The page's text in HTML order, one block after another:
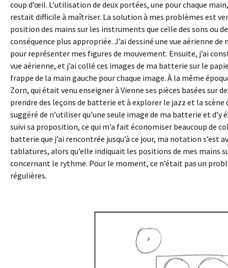
coup d’œil. L’utilisation de deux portées, une pour chaque
restait difficile à maîtriser. La solution à mes problèmes est
position des mains sur les instruments que celle des sons ou
conséquence plus appropriée. J’ai dessiné une vue aérienne
pour représenter mes figures de mouvement. Ensuite, j’ai
vue aérienne, et j’ai collé ces images de ma batterie sur le
frappe de la main gauche pour chaque image. À la même
Zorn, qui était venu enseigner à Vienne ses pièces basées sur
prendre des leçons de batterie et à explorer le jazz et la scène
suggéré de n’utiliser qu’une seule image de ma batterie et d’y
suivi sa proposition, ce qui m’a fait économiser beaucoup de
batterie que j’ai rencontrée jusqu’à ce jour, ma notation
tablatures, alors qu’elle indiquait les positions de mes mains
concernant le rythme. Pour le moment, ce n’était pas un
régulières.